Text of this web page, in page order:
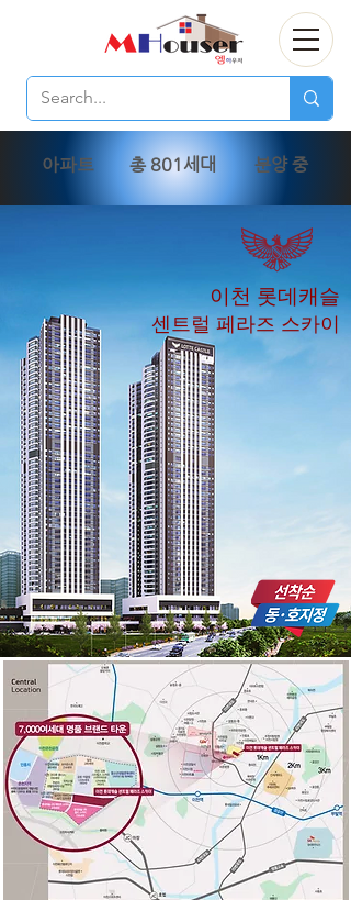
아파트 총 801세대 분양 중
이천 롯데캐슬
센트럴 페라즈 스카이